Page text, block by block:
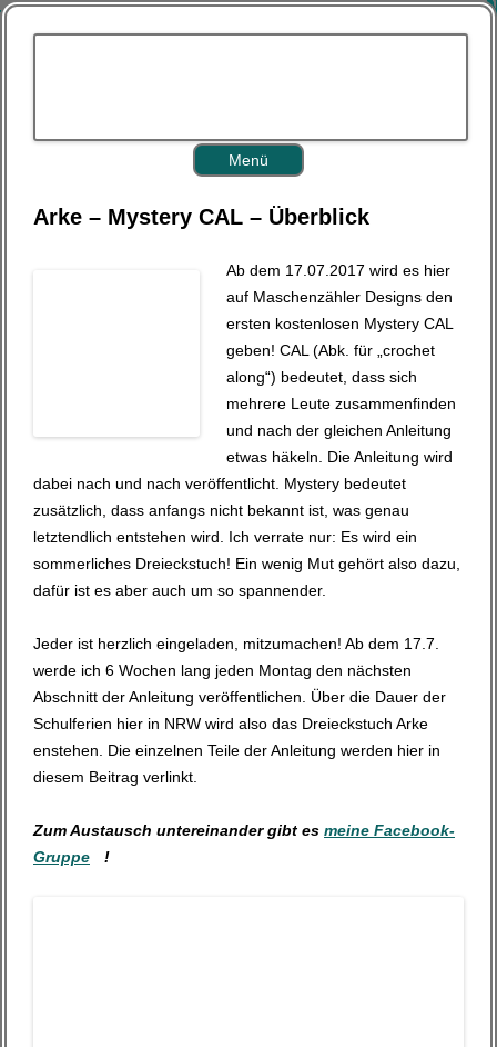
Menü
n
h
t
s
p
r
n
g
e
n
Arke – Mystery CAL – Überblick
Ab dem 17.07.2017 wird es hier
auf Maschenzähler Designs den
ersten kostenlosen Mystery CAL
geben! CAL (Abk. für „crochet
along“) bedeutet, dass sich
mehrere Leute zusammenfinden
und nach der gleichen Anleitung
etwas häkeln. Die Anleitung wird
dabei nach und nach veröffentlicht. Mystery bedeutet
zusätzlich, dass anfangs nicht bekannt ist, was genau
letztendlich entstehen wird. Ich verrate nur: Es wird ein
sommerliches Dreieckstuch! Ein wenig Mut gehört also dazu,
dafür ist es aber auch um so spannender.
Jeder ist herzlich eingeladen, mitzumachen! Ab dem 17.7.
werde ich 6 Wochen lang jeden Montag den nächsten
Abschnitt der Anleitung veröffentlichen. Über die Dauer der
Schulferien hier in NRW wird also das Dreieckstuch Arke
enstehen. Die einzelnen Teile der Anleitung werden hier in
diesem Beitrag verlinkt.
Zum Austausch untereinander gibt es meine Facebook-
Gruppe
!